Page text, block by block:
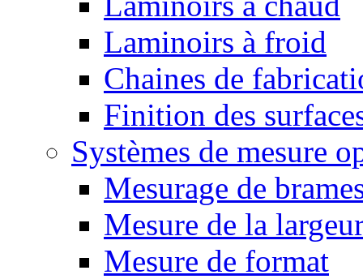
Laminoirs à froid
Chaines de
Finition des
Systèmes de mesure
Mesurage de
Mesure de la
Mesure de format